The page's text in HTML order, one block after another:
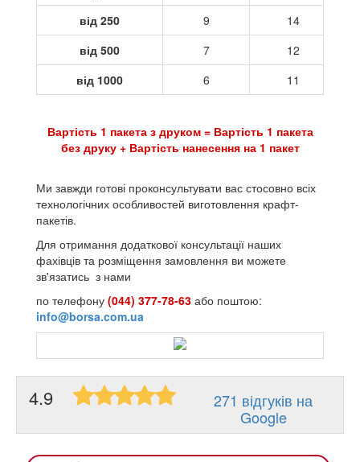
від 250
9
14
від 500
7
12
від 1000
6 11
Вартість 1 пакета з друком = Вартість 1 пакета
без друку + Вартість нанесення на 1 пакет
Ми завжди готові проконсультувати вас стосовно всіх
технологічних особливостей виготовлення крафт-
пакетів.
Для отримання додаткової консультації наших
фахівців та розміщення замовлення ви можете
зв'язатись з нами
по телефону (044) 377-78-63 або поштою:
info@borsa.com.ua
4.9
271 відгуків на
Google